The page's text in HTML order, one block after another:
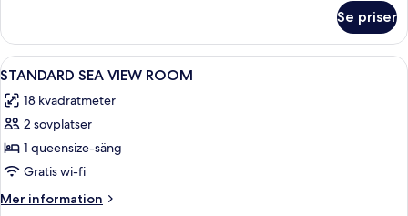
rum
havsutsikt
Se priser
Öppna
alla
foton
för
STANDARD
SEA
VIEW
ROOM
Skrivbord, mörkläggningsgardiner,
5
STANDARD SEA VIEW ROOM
18 kvadratmeter
2 sovplatser
1 queensize-säng
Gratis wi-fi
Mer information
Mer